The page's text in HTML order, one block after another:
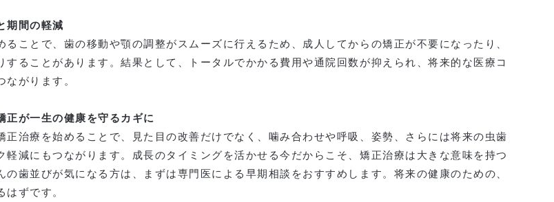
期間の軽減
ることで、歯の移動や顎の調整がスムーズに行えるため、成人してからの矯正が不要になったり、
することがあります。結果として、トータルでかかる費用や通院回数が抑えられ、将来的な医療コ
がります。
正が一生の健康を守るカギに
正治療を始めることで、見た目の改善だけでなく、噛み合わせや呼吸、姿勢、さらには将来の虫歯
軽減にもつながります。成長のタイミングを活かせる今だからこそ、矯正治療は大きな意味を持つ
の歯並びが気になる方は、まずは専門医による早期相談をおすすめします。将来の健康のための、
ずです。